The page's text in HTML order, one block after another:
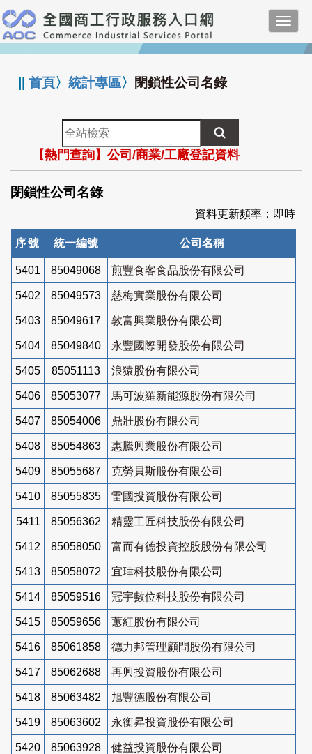
跳
到
主
要
:::
||首頁〉統計專區〉 閉鎖性公司名錄
全
站
檢
索
【熱門查詢】公司/商業/工廠登記資料
閉鎖性公司名錄
資料更新頻率：即時
序號 統一編號 公司名稱
5401 85049068 煎豐食客食品股份有限公司
5402 85049573 慈梅實業股份有限公司
5403 85049617 敦富興業股份有限公司
5404 85049840 永豐國際開發股份有限公司
5405 85051113 浪猿股份有限公司
5406 85053077 馬可波羅新能源股份有限公司
5407 85054006 鼎壯股份有限公司
5408 85054863 惠騰興業股份有限公司
5409 85055687 克勞貝斯股份有限公司
5410 85055835 雷國投資股份有限公司
5411 85056362 精靈工匠科技股份有限公司
5412 85058050 富而有德投資控股股份有限公司
5413 85058072 宜珒科技股份有限公司
5414 85059516 冠宇數位科技股份有限公司
5415 85059656 蕙紅股份有限公司
5416 85061858 德力邦管理顧問股份有限公司
5417 85062688 再興投資股份有限公司
5418 85063482 旭豐德股份有限公司
5419 85063602 永衡昇投資股份有限公司
5420 85063928 健益投資股份有限公司